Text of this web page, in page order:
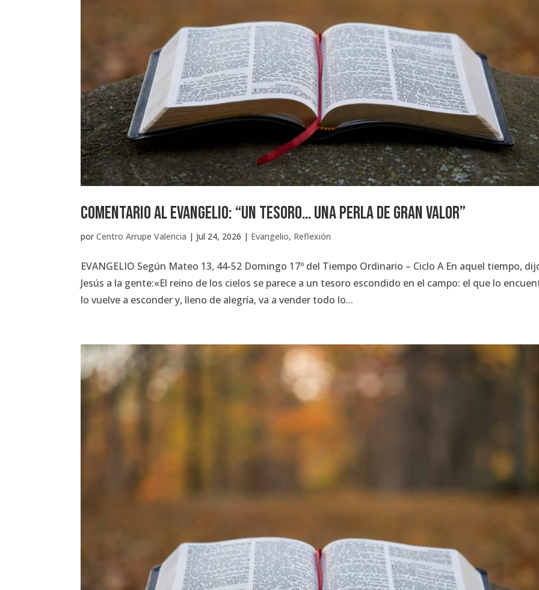
Comentario al Evangelio: “UN TESORO… UNA PERLA DE GRAN VALOR”
porCentro Arrupe Valencia | Jul 24, 2026 | Evangelio, Reflexión
EVANGELIO Según Mateo 13, 44-52 Domingo 17º del Tiempo Ordinario – Ciclo A En aquel tiempo,
Jesús a la gente:«El reino de los cielos se parece a un tesoro escondido en el campo: el que lo
lo vuelve a esconder y, lleno de alegría, va a vender todo lo...